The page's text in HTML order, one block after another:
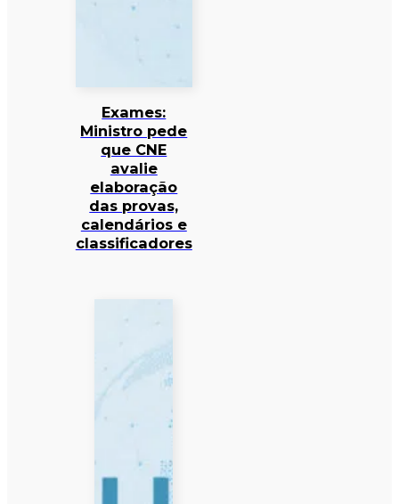
Exames:
Ministro pede
que CNE
avalie
elaboração
das provas,
calendários e
classificadores